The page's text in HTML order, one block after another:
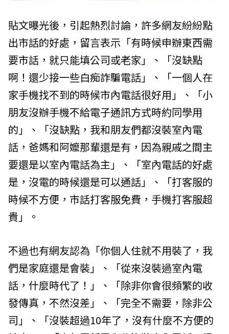
貼文曝光後，引起熱烈討論，許多網友紛紛點
出市話的好處，留言表示「有時候申辦東西需
要市話，就只能填公司或老家」、「沒缺點
啊！還少接一些白痴詐騙電話」、「一個人在
家手機找不到的時候市內電話很好用」、「小
朋友沒辦手機不給電子通訊方式時約同學用
的」、「沒缺點，我和朋友們都沒裝室內電
話，爸媽和阿嬤那輩還是有，因為親戚之間主
要還是以室內電話為主」、「室內電話的好處
是，沒電的時候還是可以通話」、「打客服的
時候不方便，市話打客服免費，手機打客服超
貴」。
不過也有網友認為「你個人住就不用裝了，我
們是家庭還是會裝」、「從來沒裝過室內電
話，什麼時代了！」、「除非你會很頻繁的收
發傳真，不然沒差」、「完全不需要，除非公
司」、「沒裝超過10年了，沒有什麼不方便的